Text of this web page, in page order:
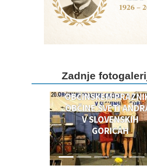
Zadnje
DOGODKI OB 20.
OBČINSKEM
OBČINSKEM
OBČINE SVETI
V SLOVENSKIH
GORICAH